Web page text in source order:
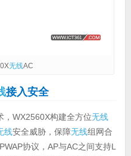
无线AC
接入安全
，WX2560X构建全方位无线
线安全威胁，保障无线组网合
协议，AP与AC之间支持L